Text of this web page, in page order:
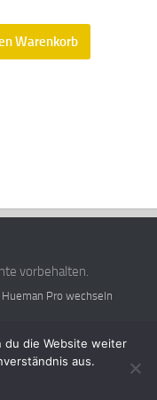
Warenkorb
vorbehalten.
Hueman Pro wechseln
du die Website weiter
aus.